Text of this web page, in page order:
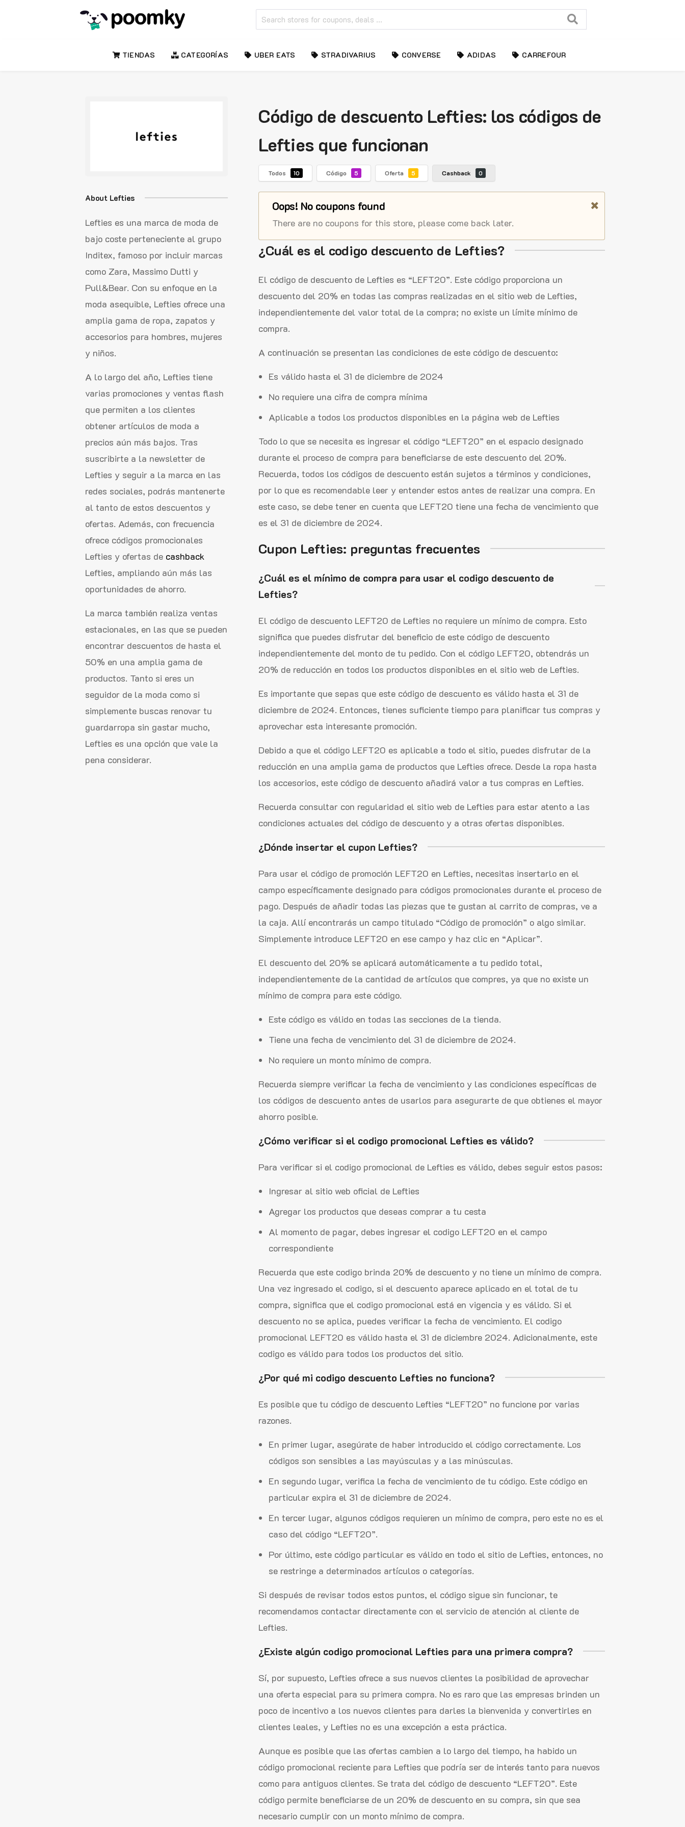
TIENDAS CATEGORÍAS UBER EATS STRADIVARIUS CONVERSE ADIDAS CARREFOUR
Código de descuento Lefties: los códigos de
Lefties que funcionan
Todos 10 Código 5 Oferta 5 Cashback 0
Oops! No coupons found
There are no coupons for this store, please come back later.
¿Cuál es el codigo descuento de Lefties?
El código de descuento de Lefties es “LEFT20”. Este código proporciona un
descuento del 20% en todas las compras realizadas en el sitio web de Lefties,
independientemente del valor total de la compra; no existe un límite mínimo de
compra.
A continuación se presentan las condiciones de este código de descuento:
Es válido hasta el 31 de diciembre de 2024
No requiere una cifra de compra mínima
Aplicable a todos los productos disponibles en la página web de Lefties
Todo lo que se necesita es ingresar el código “LEFT20” en el espacio designado
durante el proceso de compra para beneficiarse de este descuento del 20%.
Recuerda, todos los códigos de descuento están sujetos a términos y condiciones,
por lo que es recomendable leer y entender estos antes de realizar una compra. En
este caso, se debe tener en cuenta que LEFT20 tiene una fecha de vencimiento que
es el 31 de diciembre de 2024.
Cupon Lefties: preguntas frecuentes
¿Cuál es el mínimo de compra para usar el codigo descuento de
Lefties?
El código de descuento LEFT20 de Lefties no requiere un mínimo de compra. Esto
significa que puedes disfrutar del beneficio de este código de descuento
independientemente del monto de tu pedido. Con el código LEFT20, obtendrás un
20% de reducción en todos los productos disponibles en el sitio web de Lefties.
Es importante que sepas que este código de descuento es válido hasta el 31 de
diciembre de 2024. Entonces, tienes suficiente tiempo para planificar tus compras y
aprovechar esta interesante promoción.
Debido a que el código LEFT20 es aplicable a todo el sitio, puedes disfrutar de la
reducción en una amplia gama de productos que Lefties ofrece. Desde la ropa hasta
los accesorios, este código de descuento añadirá valor a tus compras en Lefties.
Recuerda consultar con regularidad el sitio web de Lefties para estar atento a las
condiciones actuales del código de descuento y a otras ofertas disponibles.
¿Dónde insertar el cupon Lefties?
Para usar el código de promoción LEFT20 en Lefties, necesitas insertarlo en el
campo específicamente designado para códigos promocionales durante el proceso de
pago. Después de añadir todas las piezas que te gustan al carrito de compras, ve a
la caja. Allí encontrarás un campo titulado “Código de promoción” o algo similar.
Simplemente introduce LEFT20 en ese campo y haz clic en “Aplicar”.
El descuento del 20% se aplicará automáticamente a tu pedido total,
independientemente de la cantidad de artículos que compres, ya que no existe un
mínimo de compra para este código.
Este código es válido en todas las secciones de la tienda.
Tiene una fecha de vencimiento del 31 de diciembre de 2024.
No requiere un monto mínimo de compra.
Recuerda siempre verificar la fecha de vencimiento y las condiciones específicas de
los códigos de descuento antes de usarlos para asegurarte de que obtienes el mayor
ahorro posible.
¿Cómo verificar si el codigo promocional Lefties es válido?
Para verificar si el codigo promocional de Lefties es válido, debes seguir estos pasos:
Ingresar al sitio web oficial de Lefties
Agregar los productos que deseas comprar a tu cesta
Al momento de pagar, debes ingresar el codigo LEFT20 en el campo
correspondiente
Recuerda que este codigo brinda 20% de descuento y no tiene un mínimo de compra.
Una vez ingresado el codigo, si el descuento aparece aplicado en el total de tu
compra, significa que el codigo promocional está en vigencia y es válido. Si el
descuento no se aplica, puedes verificar la fecha de vencimiento. El codigo
promocional LEFT20 es válido hasta el 31 de diciembre 2024. Adicionalmente, este
codigo es válido para todos los productos del sitio.
¿Por qué mi codigo descuento Lefties no funciona?
Es posible que tu código de descuento Lefties “LEFT20” no funcione por varias
razones.
En primer lugar, asegúrate de haber introducido el código correctamente. Los
códigos son sensibles a las mayúsculas y a las minúsculas.
En segundo lugar, verifica la fecha de vencimiento de tu código. Este código en
particular expira el 31 de diciembre de 2024.
En tercer lugar, algunos códigos requieren un mínimo de compra, pero este no es el
caso del código “LEFT20”.
Por último, este código particular es válido en todo el sitio de Lefties, entonces, no
se restringe a determinados artículos o categorías.
Si después de revisar todos estos puntos, el código sigue sin funcionar, te
recomendamos contactar directamente con el servicio de atención al cliente de
Lefties.
¿Existe algún codigo promocional Lefties para una primera compra?
Sí, por supuesto, Lefties ofrece a sus nuevos clientes la posibilidad de aprovechar
una oferta especial para su primera compra. No es raro que las empresas brinden un
poco de incentivo a los nuevos clientes para darles la bienvenida y convertirles en
clientes leales, y Lefties no es una excepción a esta práctica.
Aunque es posible que las ofertas cambien a lo largo del tiempo, ha habido un
código promocional reciente para Lefties que podría ser de interés tanto para nuevos
como para antiguos clientes. Se trata del código de descuento “LEFT20”. Este
código permite beneficiarse de un 20% de descuento en su compra, sin que sea
necesario cumplir con un monto mínimo de compra.
About Lefties
Lefties es una marca de moda de
bajo coste perteneciente al grupo
Inditex, famoso por incluir marcas
como Zara, Massimo Dutti y
Pull&Bear. Con su enfoque en la
moda asequible, Lefties ofrece una
amplia gama de ropa, zapatos y
accesorios para hombres, mujeres
y niños.
A lo largo del año, Lefties tiene
varias promociones y ventas flash
que permiten a los clientes
obtener artículos de moda a
precios aún más bajos. Tras
suscribirte a la newsletter de
Lefties y seguir a la marca en las
redes sociales, podrás mantenerte
al tanto de estos descuentos y
ofertas. Además, con frecuencia
ofrece códigos promocionales
Lefties y ofertas de cashback
Lefties, ampliando aún más las
oportunidades de ahorro.
La marca también realiza ventas
estacionales, en las que se pueden
encontrar descuentos de hasta el
50% en una amplia gama de
productos. Tanto si eres un
seguidor de la moda como si
simplemente buscas renovar tu
guardarropa sin gastar mucho,
Lefties es una opción que vale la
pena considerar.